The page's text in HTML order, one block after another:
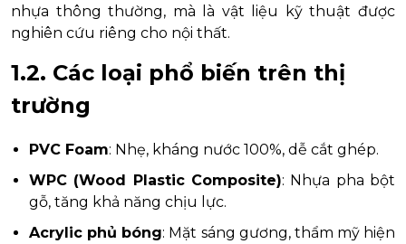
nhựa thông thường, mà là vật liệu kỹ thuật được
nghiên cứu riêng cho nội thất.
1.2. Các loại phổ biến trên thị
trường
PVC Foam: Nhẹ, kháng nước 100%, dễ cắt ghép.
WPC (Wood Plastic Composite): Nhựa pha bột
gỗ, tăng khả năng chịu lực.
Acrylic phủ bóng: Mặt sáng gương, thẩm mỹ hiện